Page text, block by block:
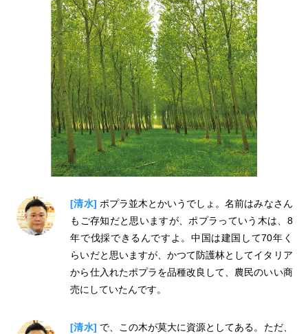
[清水] ポプラ並木とかいうでしょ。名前はみなさん
もご存知だと思いますが、ポプラっていう木は、8
年で伐採できるんですよ。中国は建国して70年く
らいだと思いますが、かつて防護林としてイタリア
から仕入れたポプラを品種改良して、農民のいい商
売にしていたんです。
[清水] で、この木が莫大に資源としてある。ただ、